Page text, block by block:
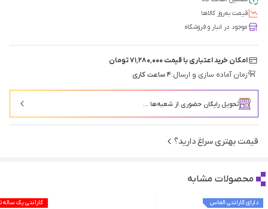
قیمت‌ به‌روز کالاها
موجود در انبار و فروشگاه
امکان خرید اعتباری با قیمت ۷۱٬۲۸۰٬۰۰۰ تومان
زمان آماده سازی و ارسال:۴ ساعت کاری
تحویل رایگان حضوری از شعبه‌ها ...
قیمت بهتری سراغ دارید؟
محصولات مشابه
دارای گارانتی الماس گارانتی یک